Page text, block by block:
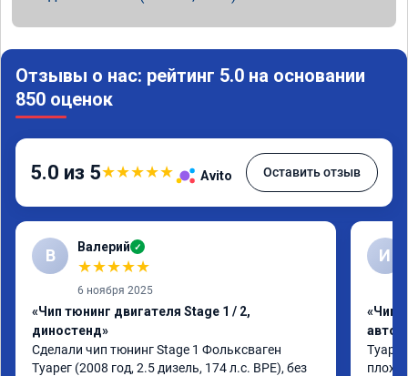
Отзывы о нас: рейтинг 5.0 на основании
850 оценок
5.0 из 5★★★★★ Avito Оставить отзыв
В Валерий ✓
★★★★★
6 ноября 2025
«Чип тюнинг двигателя Stage 1 / 2,
диностенд»
Сделали чип тюнинг Stage 1 Фольксваген
Туарег (2008 год, 2.5 дизель, 174 л.с. BPE), без
И
«Чип
плохо